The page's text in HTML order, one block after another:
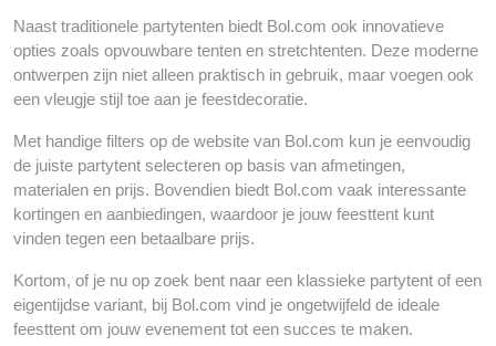
Naast traditionele partytenten biedt Bol.com ook innovatieve
opties zoals opvouwbare tenten en stretchtenten. Deze moderne
ontwerpen zijn niet alleen praktisch in gebruik, maar voegen ook
een vleugje stijl toe aan je feestdecoratie.
Met handige filters op de website van Bol.com kun je eenvoudig
de juiste partytent selecteren op basis van afmetingen,
materialen en prijs. Bovendien biedt Bol.com vaak interessante
kortingen en aanbiedingen, waardoor je jouw feesttent kunt
vinden tegen een betaalbare prijs.
Kortom, of je nu op zoek bent naar een klassieke partytent of een
eigentijdse variant, bij Bol.com vind je ongetwijfeld de ideale
feesttent om jouw evenement tot een succes te maken.